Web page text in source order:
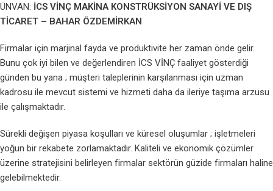
ÜNVAN: İCS VİNÇ MAKİNA KONSTRÜKSİYON SANAYİ VE DIŞ
TİCARET – BAHAR ÖZDEMİRKAN
Firmalar için marjinal fayda ve produktivite her zaman önde gelir.
Bunu çok iyi bilen ve değerlendiren İCS VİNÇ faaliyet gösterdiği
günden bu yana ; müşteri taleplerinin karşılanması için uzman
kadrosu ile mevcut sistemi ve hizmeti daha da ileriye taşıma arzusu
ile çalışmaktadır.
Sürekli değişen piyasa koşulları ve küresel oluşumlar ; işletmeleri
yoğun bir rekabete zorlamaktadır. Kaliteli ve ekonomik çözümler
üzerine stratejisini belirleyen firmalar sektörün güzide firmaları haline
gelebilmektedir.